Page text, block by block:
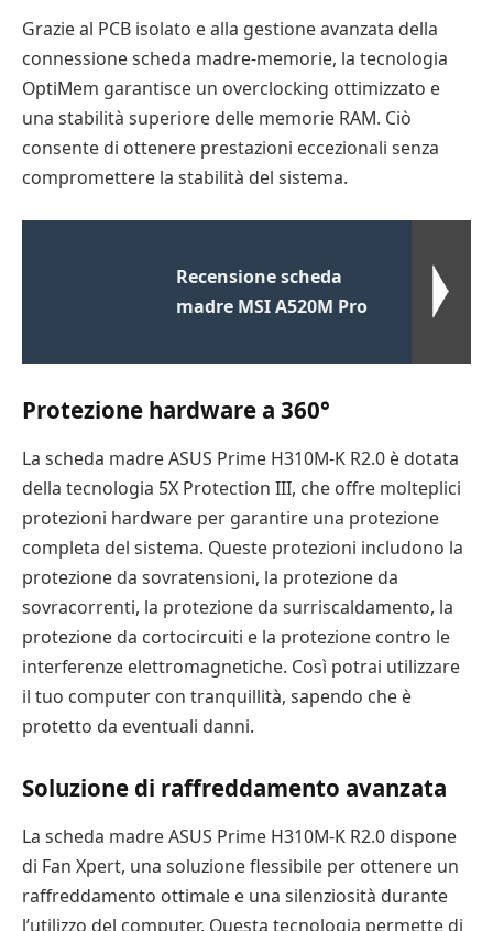
Grazie al PCB isolato e alla gestione avanzata della
connessione scheda madre-memorie, la tecnologia
OptiMem garantisce un overclocking ottimizzato e
una stabilità superiore delle memorie RAM. Ciò
consente di ottenere prestazioni eccezionali senza
compromettere la stabilità del sistema.
Recensione scheda
madre MSI A520M Pro
Protezione hardware a 360°
La scheda madre ASUS Prime H310M-K R2.0 è dotata
della tecnologia 5X Protection III, che offre molteplici
protezioni hardware per garantire una protezione
completa del sistema. Queste protezioni includono la
protezione da sovratensioni, la protezione da
sovracorrenti, la protezione da surriscaldamento, la
protezione da cortocircuiti e la protezione contro le
interferenze elettromagnetiche. Così potrai utilizzare
il tuo computer con tranquillità, sapendo che è
protetto da eventuali danni.
Soluzione di raffreddamento avanzata
La scheda madre ASUS Prime H310M-K R2.0 dispone
di Fan Xpert, una soluzione flessibile per ottenere un
raffreddamento ottimale e una silenziosità durante
l’utilizzo del computer. Questa tecnologia permette di